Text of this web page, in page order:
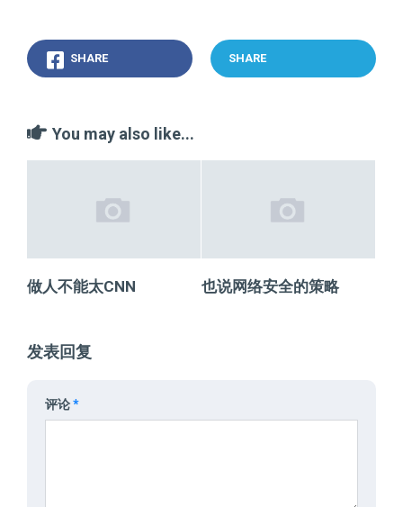
SHARE SHARE
You may also like...
做人不能太CNN 也说网络安全的策略
发表回复
评论*